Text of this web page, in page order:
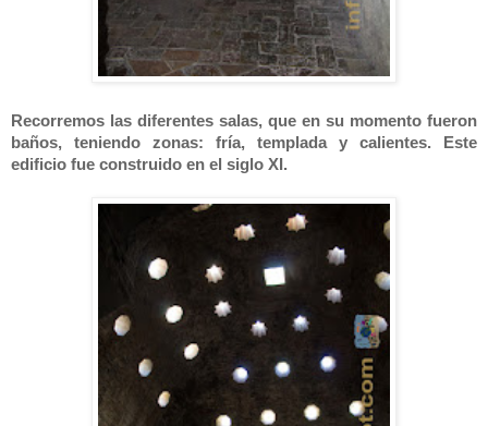
Recorremos las diferentes salas, que en su momento fueron
baños, teniendo zonas: fría, templada y calientes. Este
edificio fue construido en el siglo XI.